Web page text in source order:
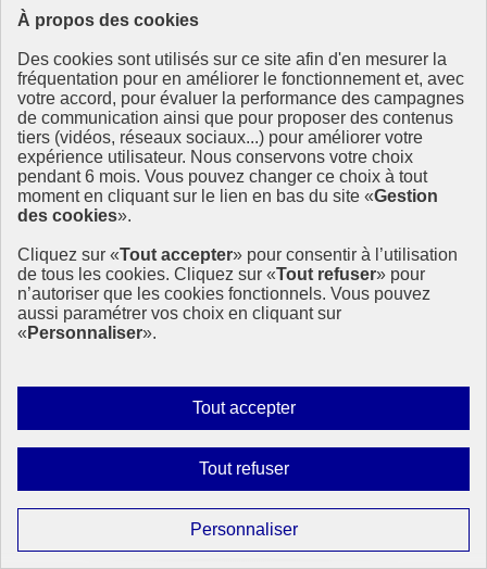
À propos des cookies
Des cookies sont utilisés sur ce site afin d'en mesurer la
fréquentation pour en améliorer le fonctionnement et, avec
votre accord, pour évaluer la performance des campagnes
de communication ainsi que pour proposer des contenus
tiers (vidéos, réseaux sociaux...) pour améliorer votre
expérience utilisateur. Nous conservons votre choix
pendant 6 mois. Vous pouvez changer ce choix à tout
moment en cliquant sur le lien en bas du site «Gestion
des cookies».
Cliquez sur «Tout accepter» pour consentir à l’utilisation
de tous les cookies. Cliquez sur «Tout refuser» pour
n’autoriser que les cookies fonctionnels. Vous pouvez
aussi paramétrer vos choix en cliquant sur
« Personnaliser».
Tout accepterAutoriser
tous
Tout refuserInterdire
tous
PersonnaliserParamétrer
les
« Quelles sont nos ressources et que pouvons-nous produire ? » A
partir de ce questionnement, le festival WE LOVE GREEN
sensibilise l’opinion et mobilise les publics.
We Love Green
« Quelles sont nos ressources et que pouvons-nous produire ? (…)
1er août 2019 - En France